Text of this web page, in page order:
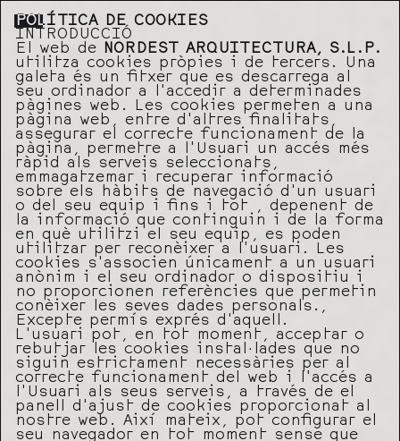
POLÍTICA DE COOKIES
INTRODUCCIÓ
El web de
NORDEST ARQUITECTURA, S.L.P.
utilitza cookies pròpies i de tercers. Una
galeta és un fitxer que es descarrega al
seu ordinador a l’accedir a determinades
pàgines web. Les cookies permeten a una
pàgina web, entre d’altres finalitats,
assegurar el correcte funcionament de la
pàgina, permetre a l’Usuari un accés més
ràpid als serveis seleccionats,
emmagatzemar i recuperar informació
sobre els hàbits de navegació d’un usuari
o del seu equip i fins i tot , depenent de
la informació que continguin i de la forma
en què utilitzi el seu equip, es poden
utilitzar per reconèixer a l’usuari. Les
cookies s’associen únicament a un usuari
anònim i el seu ordinador o dispositiu i
no proporcionen referències que permetin
conèixer les seves dades personals.,
Excepte permís exprés d’aquell.
L’usuari pot, en tot moment, acceptar o
rebutjar les cookies instal·lades que no
siguin estrictament necessàries per al
correcte funcionament del web i l’accés a
l’Usuari als seus serveis, a través de el
panell d’ajust de cookies proporcionat al
nostre web. Així mateix, pot configurar el
seu navegador en tot moment sense que